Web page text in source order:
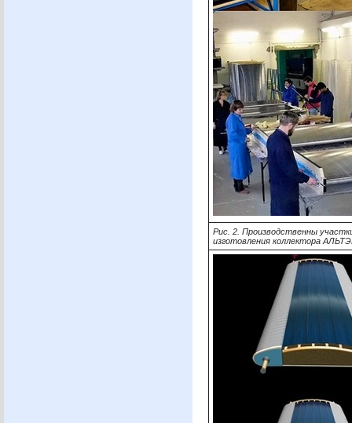
Рис. 2. Производственны
изготовления коллектора